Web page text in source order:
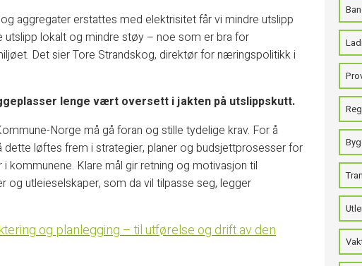
aggregater erstattes med elektrisitet får vi mindre utslipp
utslipp lokalt og mindre støy – noe som er bra for
Det sier Tore Strandskog, direktør for næringspolitikk i
lenge vært oversett i jakten på utslippskutt.
Norge må gå foran og stille tydelige krav. For å
dette løftes frem i strategier, planer og budsjettprosesser for
kommunene. Klare mål gir retning og motivasjon til
og utleieselskaper, som da vil tilpasse seg, legger
og planlegging – til utførelse og drift av den